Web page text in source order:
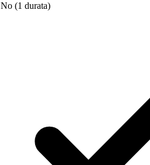
No (1 durata)